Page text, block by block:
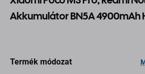
Akkumulátor BN5A 4900mAh
Termék módozat